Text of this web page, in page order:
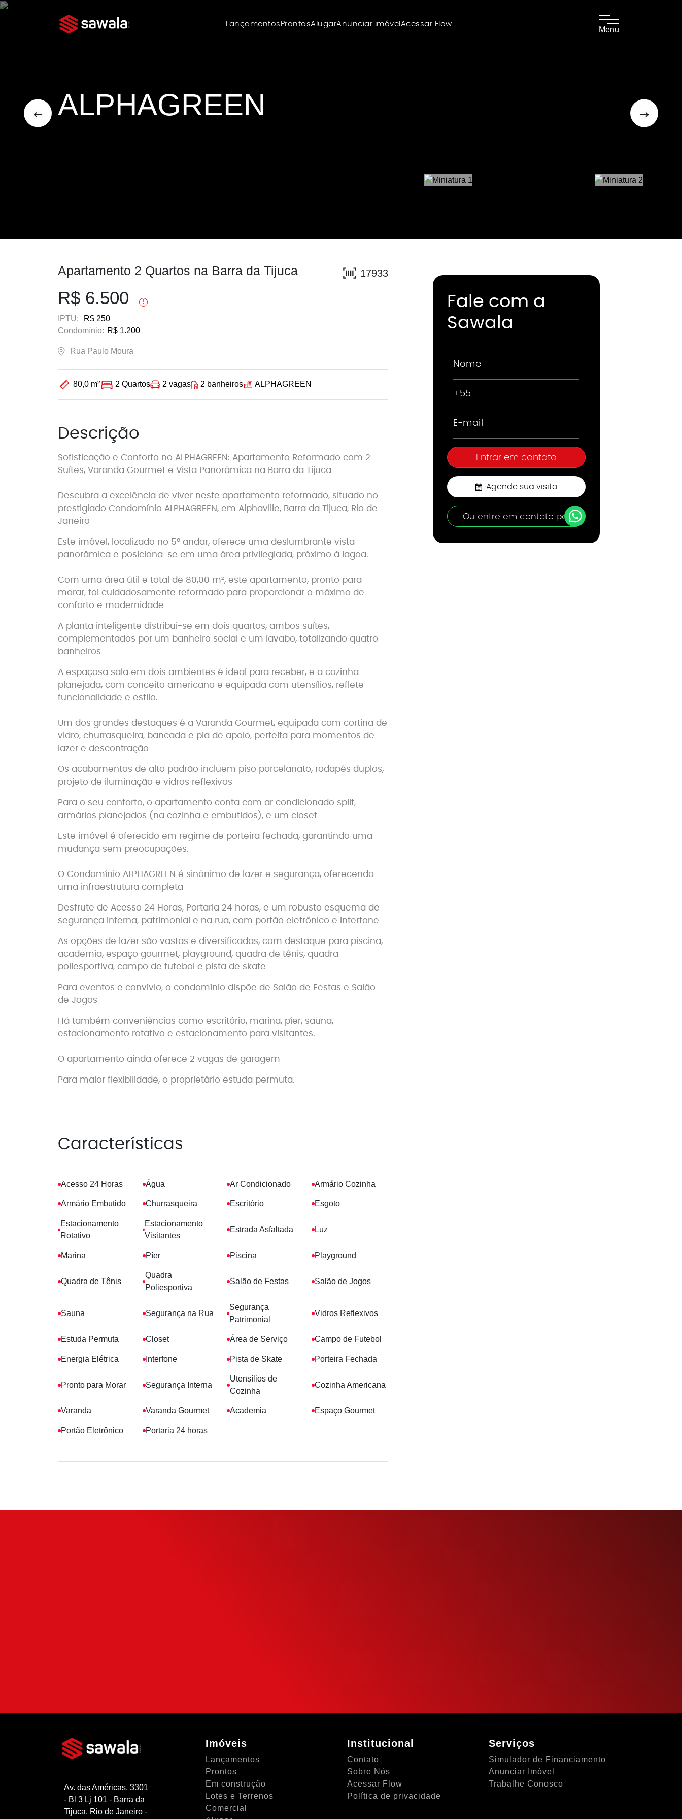
Lançamentos ProntosAlugarAnunciar imóvel Acessar Flow
Menu
← →
ALPHAGREEN
Apartamento 2 Quartos na Barra da Tijuca 17933
R$ 6.500 !
IPTU:
R$ 250
Condomínio: R$ 1.200
Rua Paulo Moura
80,0 m² 2 Quartos 2 vagas 2 banheiros ALPHAGREEN
Descrição
Sofisticação e Conforto no ALPHAGREEN: Apartamento Reformado com 2
Suítes, Varanda Gourmet e Vista Panorâmica na Barra da Tijuca
Descubra a excelência de viver neste apartamento reformado, situado no
prestigiado Condomínio ALPHAGREEN, em Alphaville, Barra da Tijuca, Rio de
Janeiro
Este imóvel, localizado no 5º andar, oferece uma deslumbrante vista
panorâmica e posiciona-se em uma área privilegiada, próximo à lagoa.
Com uma área útil e total de 80,00 m², este apartamento, pronto para
morar, foi cuidadosamente reformado para proporcionar o máximo de
conforto e modernidade
A planta inteligente distribui-se em dois quartos, ambos suítes,
complementados por um banheiro social e um lavabo, totalizando quatro
banheiros
A espaçosa sala em dois ambientes é ideal para receber, e a cozinha
planejada, com conceito americano e equipada com utensílios, reflete
funcionalidade e estilo.
Um dos grandes destaques é a Varanda Gourmet, equipada com cortina de
vidro, churrasqueira, bancada e pia de apoio, perfeita para momentos de
lazer e descontração
Os acabamentos de alto padrão incluem piso porcelanato, rodapés duplos,
projeto de iluminação e vidros reflexivos
Para o seu conforto, o apartamento conta com ar condicionado split,
armários planejados (na cozinha e embutidos), e um closet
Este imóvel é oferecido em regime de porteira fechada, garantindo uma
mudança sem preocupações.
O Condomínio ALPHAGREEN é sinônimo de lazer e segurança, oferecendo
uma infraestrutura completa
Desfrute de Acesso 24 Horas, Portaria 24 horas, e um robusto esquema de
segurança interna, patrimonial e na rua, com portão eletrônico e interfone
As opções de lazer são vastas e diversificadas, com destaque para piscina,
academia, espaço gourmet, playground, quadra de tênis, quadra
poliesportiva, campo de futebol e pista de skate
Para eventos e convívio, o condomínio dispõe de Salão de Festas e Salão
de Jogos
Há também conveniências como escritório, marina, píer, sauna,
estacionamento rotativo e estacionamento para visitantes.
O apartamento ainda oferece 2 vagas de garagem
Para maior flexibilidade, o proprietário estuda permuta.
Fale com a
Sawala
Agende sua visita
Ou entre em contato por
Características
Acesso 24 Horas Água Ar Condicionado Armário Cozinha
Armário Embutido Churrasqueira Escritório Esgoto
Estacionamento
Rotativo
Estacionamento
Visitantes
Estrada Asfaltada Luz
Marina Píer Piscina Playground
Quadra de Tênis
Quadra
Poliesportiva
Salão de Festas Salão de Jogos
Sauna Segurança na Rua
Segurança
Patrimonial
Vidros Reflexivos
Estuda Permuta Closet Área de Serviço Campo de Futebol
Energia Elétrica Interfone Pista de Skate Porteira Fechada
Pronto para Morar Segurança Interna
Utensílios de
Cozinha
Cozinha Americana
Varanda Varanda Gourmet Academia Espaço Gourmet
Portão Eletrônico Portaria 24 horas
Av. das Américas, 3301
- Bl 3 Lj 101 - Barra da
Tijuca, Rio de Janeiro -
Imóveis
Lançamentos
Prontos
Em construção
Lotes e Terrenos
Comercial
Institucional
Contato
Sobre Nós
Acessar Flow
Política de privacidade
Serviços
Simulador de Financiamento
Anunciar Imóvel
Trabalhe Conosco